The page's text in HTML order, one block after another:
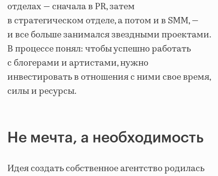
отделах — сначала в PR, затем
в стратегическом отделе, а потом и в SMM, —
и все больше занимался звездными проектами.
В процессе понял: чтобы успешно работать
с блогерами и артистами, нужно
инвестировать в отношения с ними свое время,
силы и ресурсы.
Не мечта, а необходимость
Идея создать собственное агентство родилась